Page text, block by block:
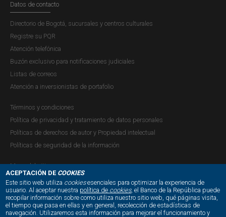
ACEPTACIÓN DE COOKIES
Este sitio web utiliza cookiesesenciales para optimizar la experiencia de
usuario. Al aceptar nuestra política de cookies, el Banco de la República puede
recopilar información sobre como utiliza nuestro sitio web, qué páginas visita,
el tiempo que pasa en ellas y en general, recolección de estadísticas de
navegación. Utilizaremos esta información para mejorar el funcionamiento y
Datos de contacto
Directorio de Bogotá, sucursales y centros culturales
Registre su PQR
Atención telefónica
Buzón exclusivo para notificaciones judiciales
Listas de correos
Atención a inversionistas de portafolio
Términos y condiciones
Política de privacidad y tratamiento de datos personales
Políticas de derechos de autor y Propiedad intelectual
Políticas de seguridad de la información
Mapa del sitio
NUESTRAS REDES SOCIALES: